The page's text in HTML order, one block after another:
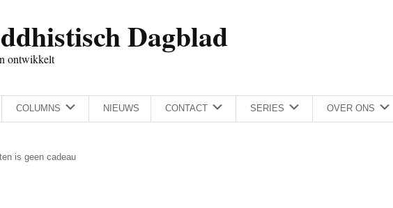
Dagblad
ontwikkelt
COLUMNS NIEUWS CONTACT SERIES OVER ONS
is geen cadeau